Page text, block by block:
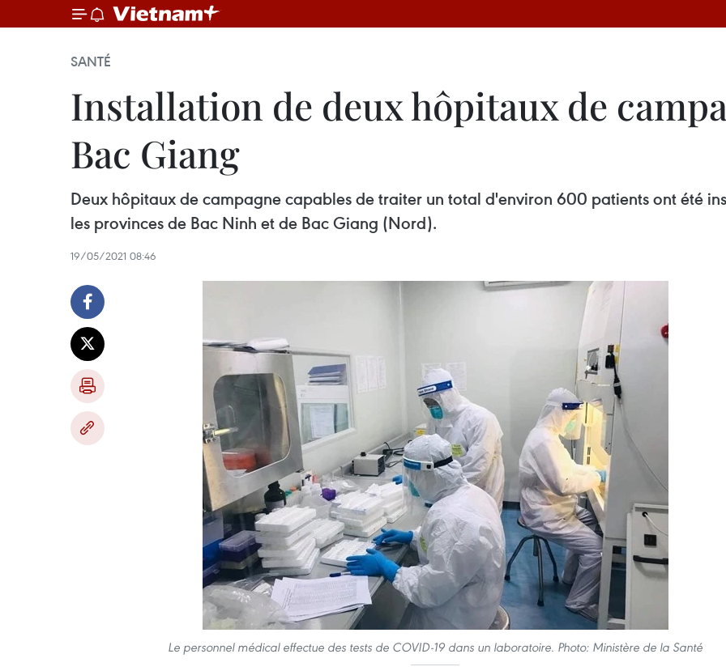
SANTÉ
Installation de deux hôpitaux de
Bac Giang
Deux hôpitaux de campagne capables de traiter un total d'environ 600 patients ont été
les provinces de Bac Ninh et de Bac Giang (Nord).
19/05/2021 08:46
Le personnel médical effectue des tests de COVID-19 dans un laboratoire. Photo: Ministère de la Santé